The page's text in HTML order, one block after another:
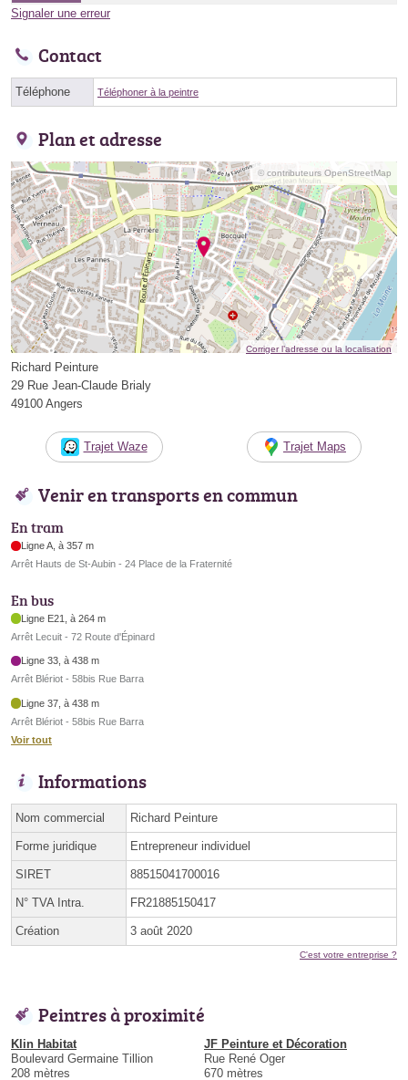
Signaler une erreur
Contact
Téléphone Téléphoner à la peintre
Plan et adresse
© contributeurs OpenStreetMap
Corriger l’adresse ou la localisation
Richard Peinture
29 Rue Jean-Claude Brialy
49100 Angers
Trajet Waze Trajet Maps
Venir en transports en commun
En tram
Ligne A, à 357 m
Arrêt Hauts de St-Aubin - 24 Place de la Fraternité
En bus
Ligne E21, à 264 m
Arrêt Lecuit - 72 Route d'Épinard
Ligne 33, à 438 m
Arrêt Blériot - 58bis Rue Barra
Ligne 37, à 438 m
Arrêt Blériot - 58bis Rue Barra
Voir tout
Informations
Nom commercial Richard Peinture
Forme juridique Entrepreneur individuel
SIRET 88515041700016
N° TVA Intra. FR21885150417
Création 3 août 2020
C'est votre entreprise ?
Peintres à proximité
Klin Habitat
Boulevard Germaine Tillion
208 mètres
JF Peinture et Décoration
Rue René Oger
670 mètres